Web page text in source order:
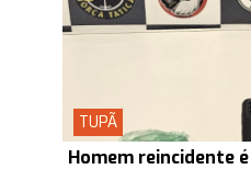
TUPÃ
Homem reincidente